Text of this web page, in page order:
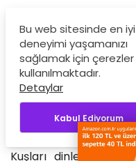
Eğer bir ebeveyn
onun dostluk,
kazanımlar elde
heykeller
Doğayı
Kuşları dinlemeyi,
Bu web sitesinde en iyi
deneyimi yaşamanızı
sağlamak için çerezler
kullanılmaktadır.
Detaylar
Kabul Ediyorum